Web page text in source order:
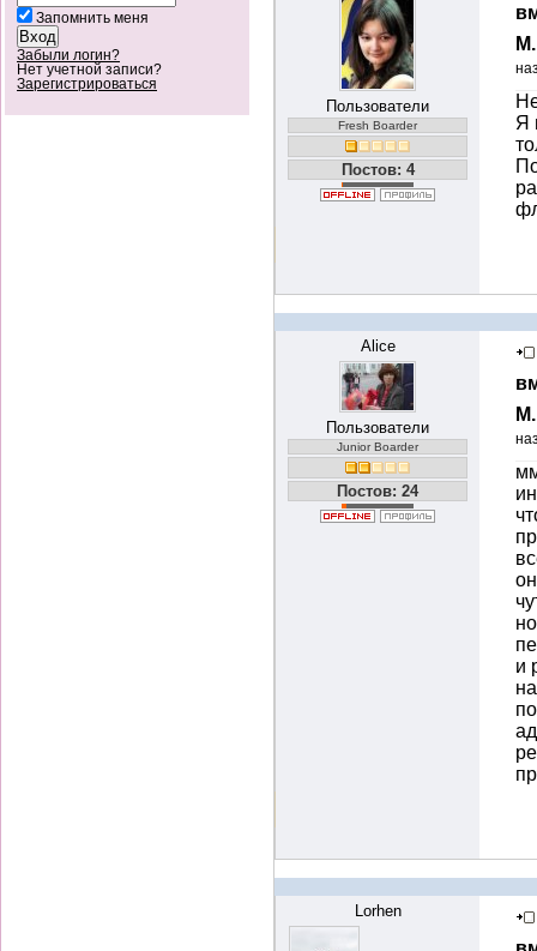
Запомнить меня
Забыли логин?
Нет учетной записи?
Зарегистрироваться
Пользователи
Fresh Boarder
Постов: 4
Я
Alice
Пользователи
Junior Boarder
Постов: 24
и
Lorhen